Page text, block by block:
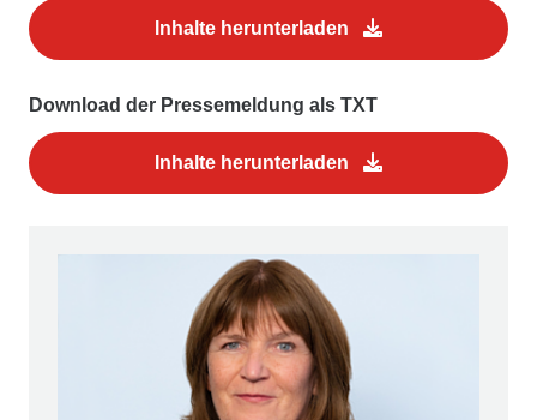
Inhalte herunterladen
Download der Pressemeldung als TXT
Inhalte herunterladen